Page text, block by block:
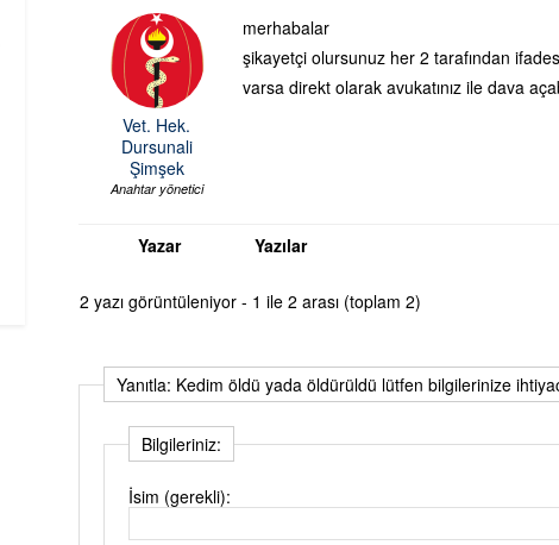
Vet. Hek.
Dursunali
Şimşek
Anahtar yönetici
merhabalar
şikayetçi olursunuz her 2 tarafından
varsa direkt olarak avukatınız ile dava
Yazar Yazılar
2 yazı görüntüleniyor - 1 ile 2 arası (toplam 2)
Yanıtla: Kedim öldü yada öldürüldü lütfen bilgilerinize
Bilgileriniz:
İsim (gerekli):